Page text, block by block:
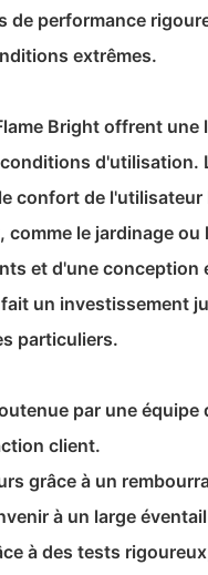
de performance
extrêmes.
Bright offrent une
d'utilisation.
confort de
le jardinage ou
et d'une
un investissement
particuliers.
par une équipe
client.
grâce à un
à un large
à des tests